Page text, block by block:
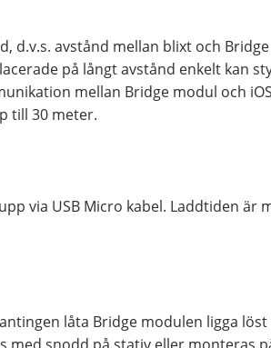
d.v.s. avstånd mellan blixt och
på långt avstånd enkelt kan
mellan Bridge modul och
till 30 meter.
via USB Micro kabel. Laddtiden är
låta Bridge modulen ligga
med snodd på stativ eller monteras